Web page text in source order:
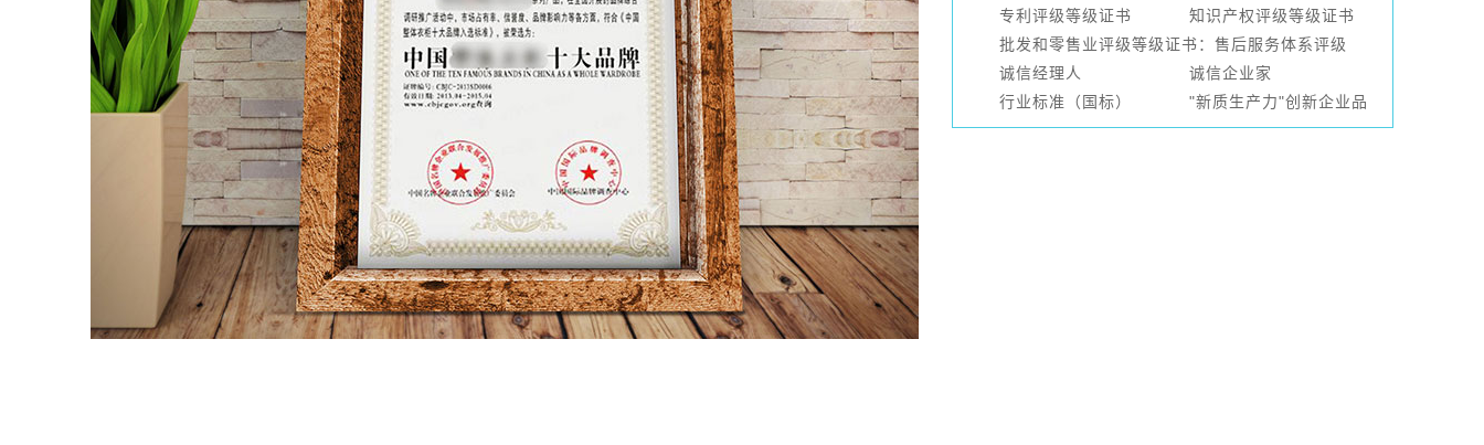
专利评级等级证书
知识产权评级等级证书
批发和零售业评级等级证书：售后服务体系评级
诚信经理人
诚信企业家
行业标准（国标）
"新质生产力"创新企业品
牌